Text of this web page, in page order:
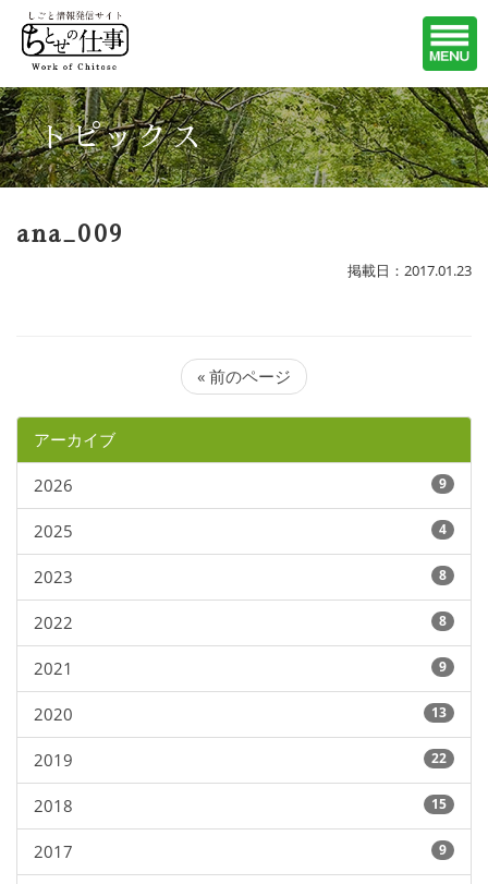
トピックス
ana_009
掲載日：2017.01.23
« 前のページ
アーカイブ
2026 9
2025 4
2023 8
2022 8
2021 9
2020 13
2019 22
2018 15
2017 9